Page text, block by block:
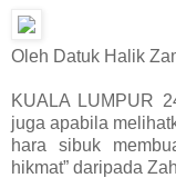
Oleh Datuk Halik
KUALA LUMPUR
juga apabila
hara sibuk
hikmat” daripada